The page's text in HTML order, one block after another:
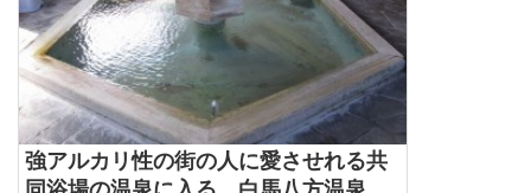
強アルカリ性の街の人に愛させれる共